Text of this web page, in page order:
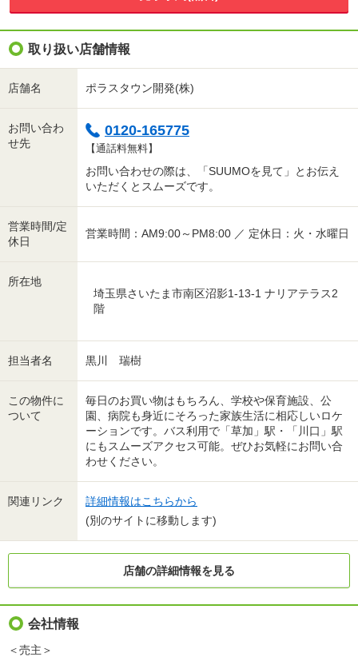
取り扱い店舗情報
店舗名 ポラスタウン開発(株)
お問い合わ
せ先
0120-165775
【通話料無料】
お問い合わせの際は、「SUUMOを見て」とお伝え
いただくとスムーズです。
営業時間/定
休日
営業時間：AM9:00～PM8:00 ／ 定休日：火・水曜日
所在地
埼玉県さいたま市南区沼影1-13-1 ナリアテラス2
階
担当者名 黒川 瑞樹
この物件に
ついて
毎日のお買い物はもちろん、学校や保育施設、公
園、病院も身近にそろった家族生活に相応しいロケ
ーションです。バス利用で「草加」駅・「川口」駅
にもスムーズアクセス可能。ぜひお気軽にお問い合
わせください。
関連リンク
詳細情報はこちらから
(別のサイトに移動します)
店舗の詳細情報を見る
会社情報
＜売主＞